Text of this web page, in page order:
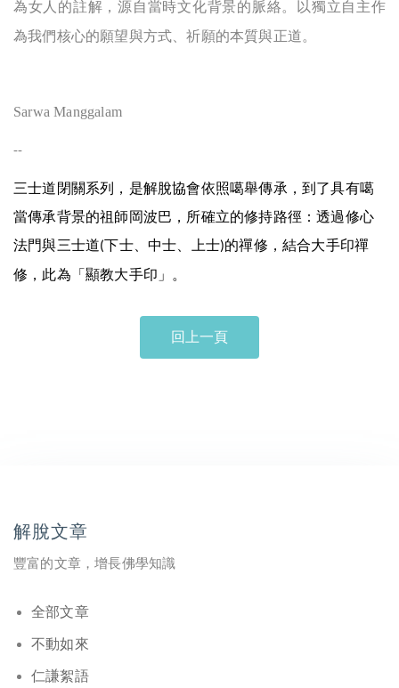
為女人的註解，源自當時文化背景的脈絡。以獨立自主作
為我們核心的願望與方式、祈願的本質與正道。
Sarwa Manggalam
--
三士道閉關系列，是解脫協會依照噶舉傳承，到了具有噶
當傳承背景的祖師岡波巴，所確立的修持路徑：透過修心
法門與三士道(下士、中士、上士)的禪修，結合大手印禪
修，此為「顯教大手印」。
回上一頁
解脫文章
豐富的文章，增長佛學知識
全部文章
不動如來
仁謙絮語